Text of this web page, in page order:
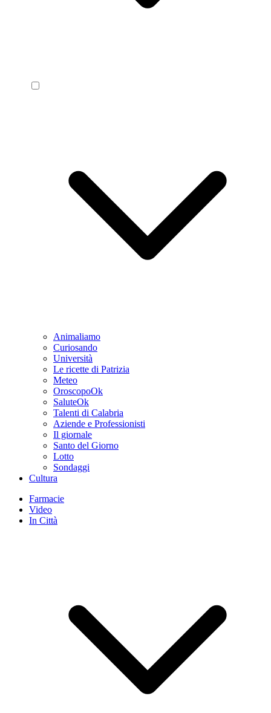
Animaliamo
Curiosando
Università
Le ricette di Patrizia
Meteo
OroscopoOk
SaluteOk
Talenti di Calabria
Aziende e Professionisti
Il giornale
Santo del Giorno
Lotto
Sondaggi
Cultura
Farmacie
Video
In Città